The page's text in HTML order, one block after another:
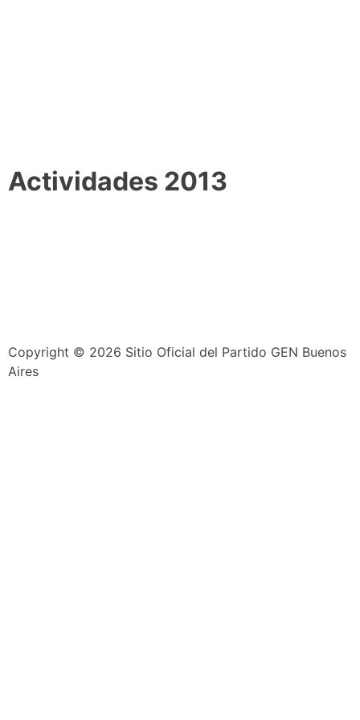
Actividades 2013
Copyright © 2026 Sitio Oficial del Partido GEN Buenos
Aires